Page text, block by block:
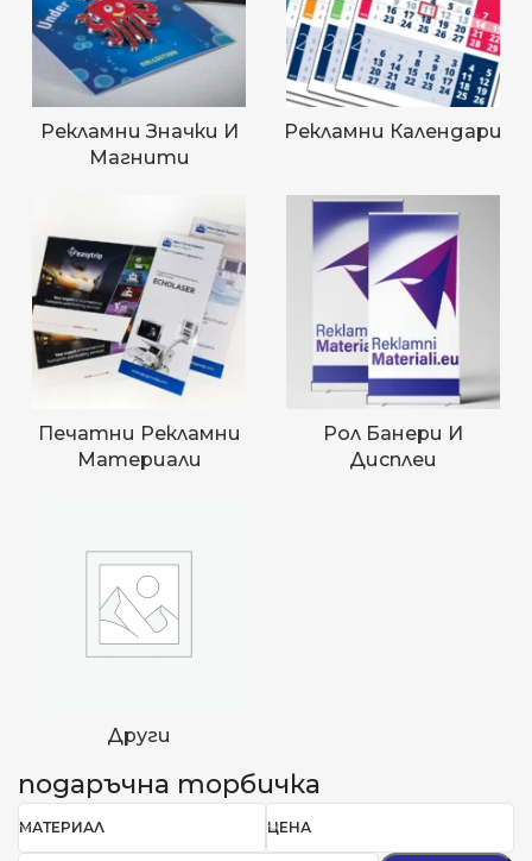
Рекламни Значки И
Магнити
Рекламни Календари
Печатни Рекламни
Материали
Рол Банери И
Дисплеи
Други
подаръчна торбичка
МАТЕРИАЛ ЦЕНА